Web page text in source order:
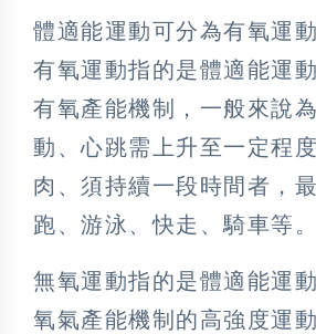
體適能運動可分為有氧運
有氧運動指的是體適能運
有氧產能機制，一般來說
動、心跳需上升至一定程
肉、須持續一段時間者，
跑、游泳、快走、騎車等。
無氧運動指的是體適能運
氧氣產能機制的高強度運